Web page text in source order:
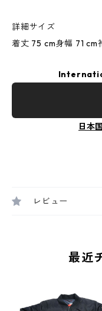
詳細サイズ
着丈 75 cm身幅 71 cm
日本
レビュー
最近